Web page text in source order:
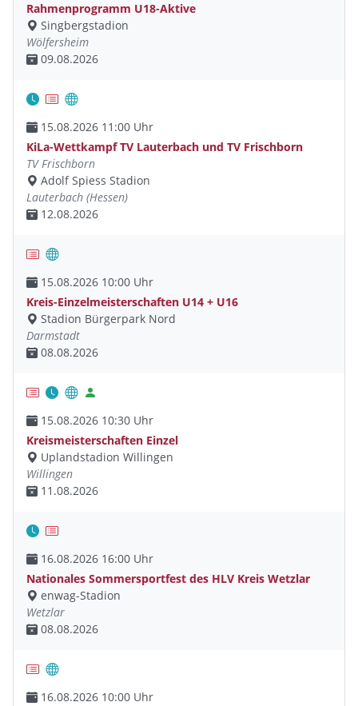
Rahmenprogramm U18-Aktive
Singbergstadion
Wölfersheim
09.08.2026
15.08.2026 11:00 Uhr
KiLa-Wettkampf TV Lauterbach und TV Frischborn
TV Frischborn
Adolf Spiess Stadion
Lauterbach (Hessen)
12.08.2026
15.08.2026 10:00 Uhr
Kreis-Einzelmeisterschaften U14 + U16
Stadion Bürgerpark Nord
Darmstadt
08.08.2026
15.08.2026 10:30 Uhr
Kreismeisterschaften Einzel
Uplandstadion Willingen
Willingen
11.08.2026
16.08.2026 16:00 Uhr
Nationales Sommersportfest des HLV Kreis Wetzlar
enwag-Stadion
Wetzlar
08.08.2026
16.08.2026 10:00 Uhr